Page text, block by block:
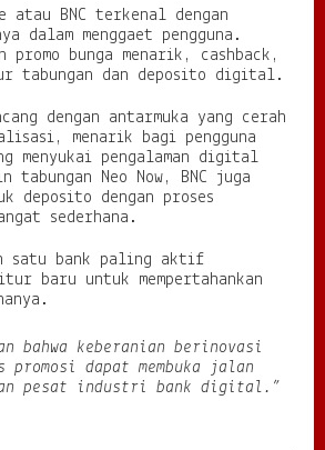
atau BNC terkenal dengan
dalam menggaet pengguna.
promo bunga menarik, cashback,
tabungan dan deposito digital.
dengan antarmuka yang cerah
menarik bagi pengguna
menyukai pengalaman digital
Neo Now, BNC juga
deposito dengan proses
sederhana.
satu bank paling aktif
baru untuk mempertahankan
bahwa keberanian berinovasi
dapat membuka jalan
pesat industri bank digital.”